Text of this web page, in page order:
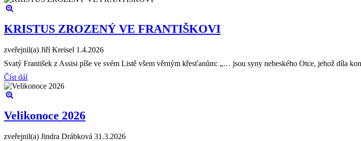
KRISTUS ZROZENÝ VE FRANTIŠKOVI
zveřejnil(a) Jiří Kreisel 1.4.2026
Svatý František z Assisi píše ve svém Listě všem věrným křesťanům: „… jsou syny nebeského Otce, jehož díla
Číst dál
Velikonoce 2026
zveřejnil(a) Jindra Drábková 31.3.2026